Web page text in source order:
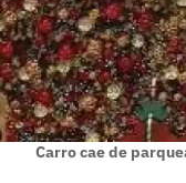
Carro cae de